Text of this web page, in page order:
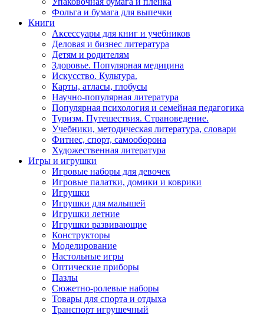
Фольга и бумага для выпечки
Книги
Аксессуары для книг и учебников
Деловая и бизнес литература
Детям и родителям
Здоровье. Популярная медицина
Искусство. Культура.
Карты, атласы, глобусы
Научно-популярная литература
Популярная психология и семейная педагогика
Туризм. Путешествия. Страноведение.
Учебники, методическая литература, словари
Фитнес, спорт, самооборона
Художественная литература
Игры и игрушки
Игровые наборы для девочек
Игровые палатки, домики и коврики
Игрушки
Игрушки для малышей
Игрушки летние
Игрушки развивающие
Конструкторы
Моделирование
Настольные игры
Оптические приборы
Пазлы
Сюжетно-ролевые наборы
Товары для спорта и отдыха
Транспорт игрушечный